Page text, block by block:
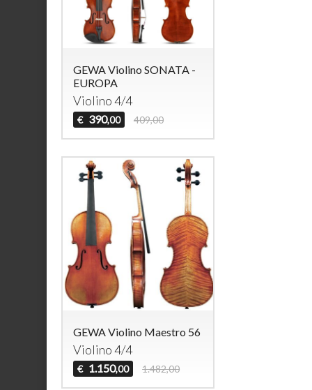
GEWA Violino SONATA -
EUROPA
Violino 4/4
€ 390,00 409,00
GEWA Violino Maestro 56
Violino 4/4
€ 1.150,00 1.482,00